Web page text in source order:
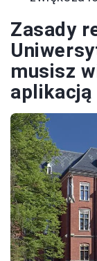
Zasady
musisz
aplikacją